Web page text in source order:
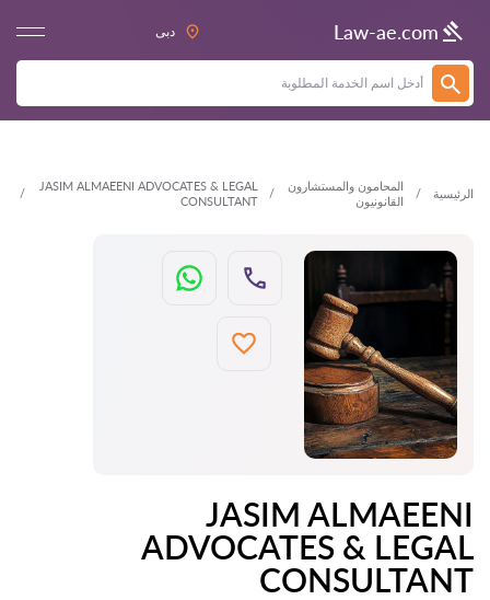
Law-ae.com دبى
الرئيسية
المحامون والمستشارون
القانونيون
JASIM ALMAEENI ADVOCATES & LEGAL
CONSULTANT
العودة
JASIM ALMAEENI
ADVOCATES & LEGAL
CONSULTANT